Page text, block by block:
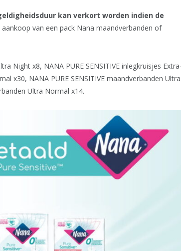
kan verkort worden indien de
van een pack Nana maandverbanden of
Night x8, NANA PURE SENSITIVE inlegkruisjes Extra-
x30, NANA PURE SENSITIVE maandverbanden Ultra
Ultra Normal x14.